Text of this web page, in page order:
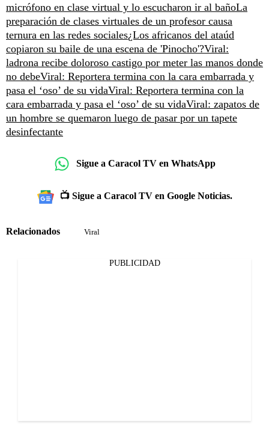
micrófono en clase virtual y lo escucharon ir al bañoLa
preparación de clases virtuales de un profesor causa
ternura en las redes sociales¿Los africanos del ataúd
copiaron su baile de una escena de 'Pinocho'?Viral:
ladrona recibe doloroso castigo por meter las manos donde
no debeViral: Reportera termina con la cara embarrada y
pasa el ‘oso’ de su vidaViral: Reportera termina con la
cara embarrada y pasa el ‘oso’ de su vidaViral: zapatos de
un hombre se quemaron luego de pasar por un tapete
desinfectante
Sigue a Caracol TV en WhatsApp
📺 Sigue a Caracol TV en Google Noticias.
Relacionados Viral
PUBLICIDAD